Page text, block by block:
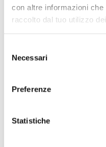
con altre informazioni
raccolto dal tuo utilizzo
delNecessari
Preferenze
Statistiche
Ambientale